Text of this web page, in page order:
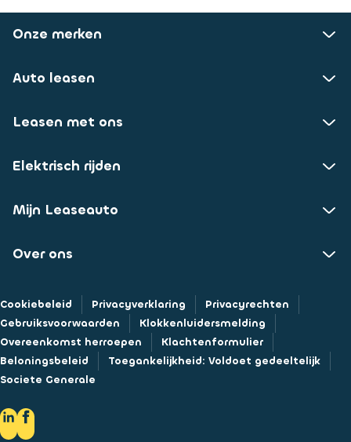
Onze merken
Auto leasen
Leasen met ons
Elektrisch rijden
Mijn Leaseauto
Over ons
Cookiebeleid Privacyverklaring
Privacyrechten
Gebruiksvoorwaarden
Klokkenluidersmelding
Overeenkomst herroepen
Klachtenformulier
Beloningsbeleid
Toegankelijkheid: Voldoet gedeeltelijk
Societe Generale